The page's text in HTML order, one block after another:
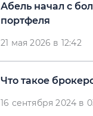
Абель начал с
портфеля
21 мая 2026 в 12:42
Что такое
16 сентября 2024 в